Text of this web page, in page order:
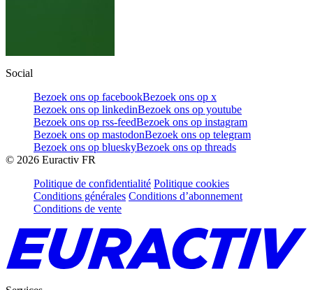
Social
Bezoek ons op facebookBezoek ons op x
Bezoek ons op linkedinBezoek ons op youtube
Bezoek ons op rss-feedBezoek ons op instagram
Bezoek ons op mastodonBezoek ons op telegram
Bezoek ons op blueskyBezoek ons op threads
© 2026 Euractiv FR
Politique de confidentialité Politique cookies
Conditions générales Conditions d’abonnement
Conditions de vente